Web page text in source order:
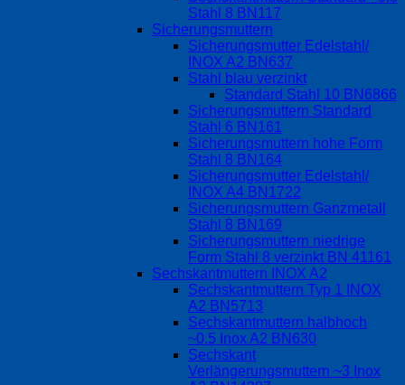
Stahl 8 BN117
Sicherungsmuttern
Sicherungsmutter Edelstahl/
INOX A2 BN637
Stahl blau verzinkt
Standard Stahl 10 BN6866
Sicherungsmuttern Standard
Stahl 6 BN161
Sicherungsmuttern hohe Form
Stahl 8 BN164
Sicherungsmutter Edelstahl/
INOX A4 BN1722
Sicherungsmuttern Ganzmetall
Stahl 8 BN169
Sicherungsmuttern niedrige
Form Stahl 8 verzinkt BN 41161
Sechskantmuttern INOX A2
Sechskantmuttern Typ 1 INOX
A2 BN5713
Sechskantmuttern halbhoch
~0.5 Inox A2 BN630
Sechskant
Verlängerungsmuttern ~3 Inox